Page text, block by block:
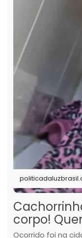
corpo!
Ocorrido foi na